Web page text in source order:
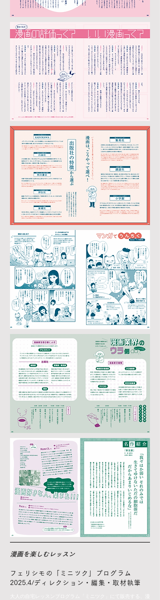
漫画を楽しむレッスン
フェリシモの「ミニツク」プログラム
2025.4/ディレクション・編集・取材執筆